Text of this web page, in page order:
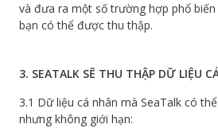
và đưa ra một số trường hợp phổ biến
bạn có thể được thu thập.
3. SEATALK SẼ THU THẬP DỮ LIỆU
3.1 Dữ liệu cá nhân mà SeaTalk có
nhưng không giới hạn: